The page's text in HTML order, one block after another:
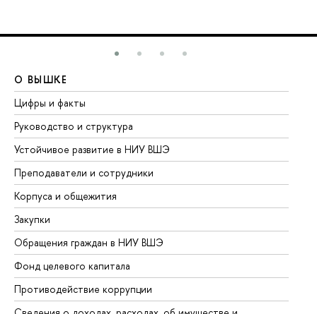
О ВЫШКЕ
Цифры и факты
Руководство и структура
Устойчивое развитие в НИУ ВШЭ
Преподаватели и сотрудники
Корпуса и общежития
Закупки
Обращения граждан в НИУ ВШЭ
Фонд целевого капитала
Противодействие коррупции